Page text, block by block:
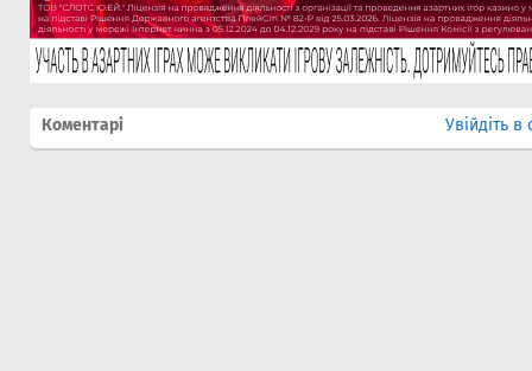
Коментарі Увійдіть в